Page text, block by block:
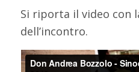
Si riporta il video con
dell’incontro.